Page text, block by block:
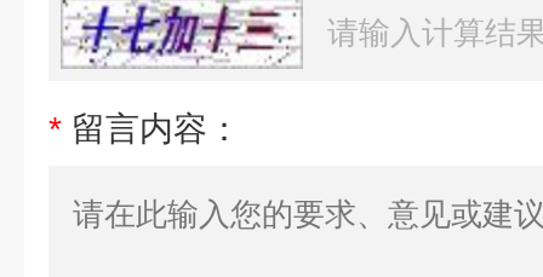
* 留言内容：